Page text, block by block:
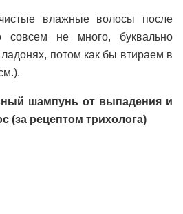
влажные волосы после
не много, буквально
ладонях, потом как бы втираем в
шампунь от выпадения и
(за рецептом трихолога)